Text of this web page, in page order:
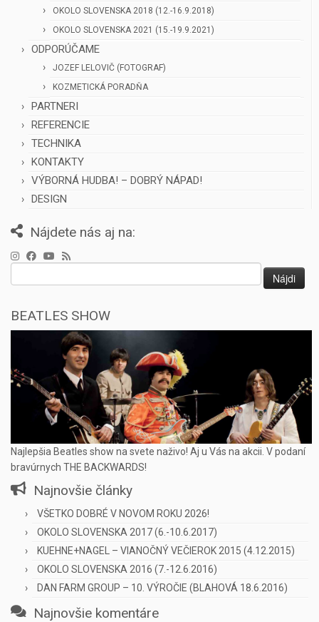
OKOLO SLOVENSKA 2018 (12.-16.9.2018)
OKOLO SLOVENSKA 2021 (15.-19.9.2021)
ODPORÚČAME
JOZEF LELOVIČ (FOTOGRAF)
KOZMETICKÁ PORADŇA
PARTNERI
REFERENCIE
TECHNIKA
KONTAKTY
VÝBORNÁ HUDBA! – DOBRÝ NÁPAD!
DESIGN
Nájdete nás aj na:
BEATLES SHOW
Najlepšia Beatles show na svete naživo! Aj u Vás na akcii. V podaní
bravúrnych THE BACKWARDS!
Najnovšie články
VŠETKO DOBRÉ V NOVOM ROKU 2026!
OKOLO SLOVENSKA 2017 (6.-10.6.2017)
KUEHNE+NAGEL – VIANOČNÝ VEČIEROK 2015 (4.12.2015)
OKOLO SLOVENSKA 2016 (7.-12.6.2016)
DAN FARM GROUP – 10. VÝROČIE (BLAHOVÁ 18.6.2016)
Najnovšie komentáre